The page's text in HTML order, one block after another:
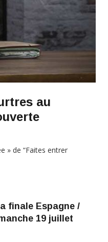
au
» de “Faites entrer
finale Espagne /
19 juillet